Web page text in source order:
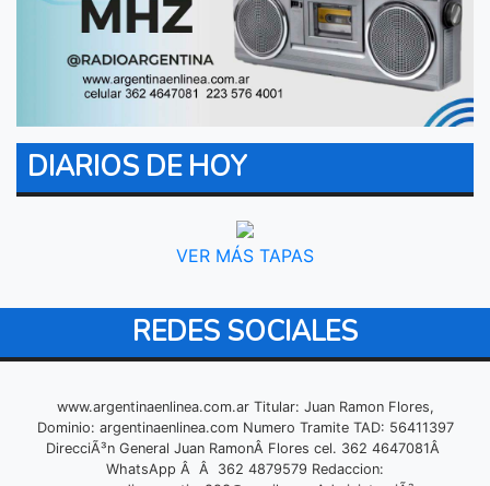
DIARIOS DE HOY
VER MÁS TAPAS
REDES SOCIALES
www.argentinaenlinea.com.ar Titular: Juan Ramon Flores,
Dominio: argentinaenlinea.com Numero Tramite TAD: 56411397
DirecciÃ³n General Juan RamonÂ Flores cel. 362 4647081Â
WhatsApp Â Â 362 4879579 Redaccion: